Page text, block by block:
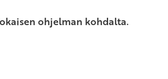
ohjelman kohdalta.